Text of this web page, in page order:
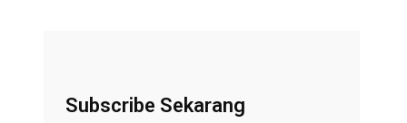
Subscribe Sekarang